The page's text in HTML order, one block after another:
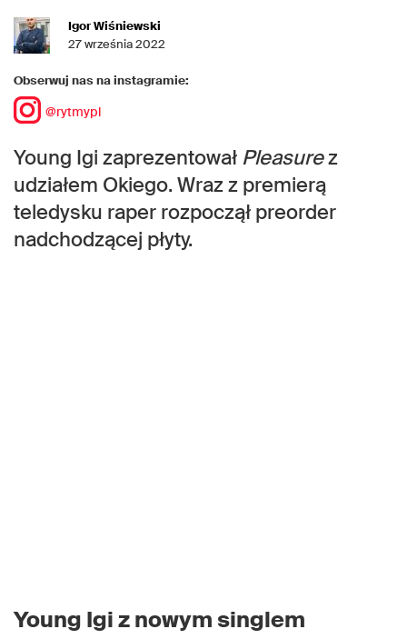
Igor Wiśniewski
27 września 2022
Obserwuj nas na instagramie:
@rytmypl
Young Igi zaprezentował Pleasurez
udziałem Okiego. Wraz z premierą
teledysku raper rozpoczął preorder
nadchodzącej płyty.
Young Igi z nowym singlem